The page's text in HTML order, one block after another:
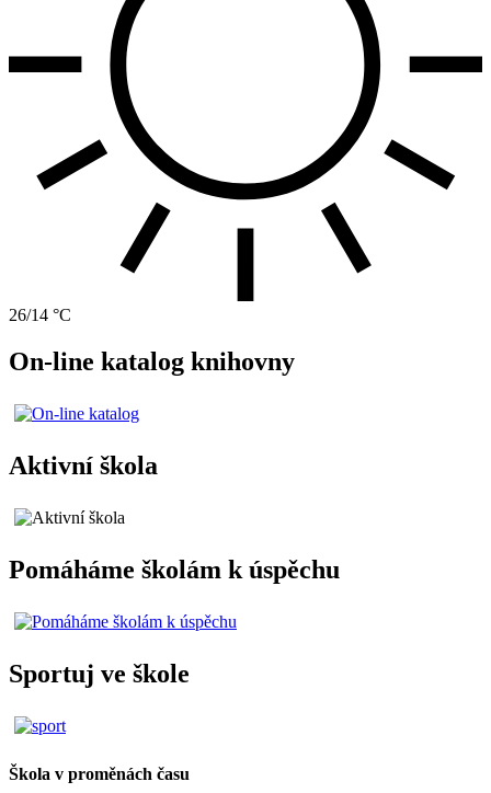
26/14 °C
On-line katalog knihovny
Aktivní škola
Pomáháme školám k úspěchu
Sportuj ve škole
Škola v proměnách času